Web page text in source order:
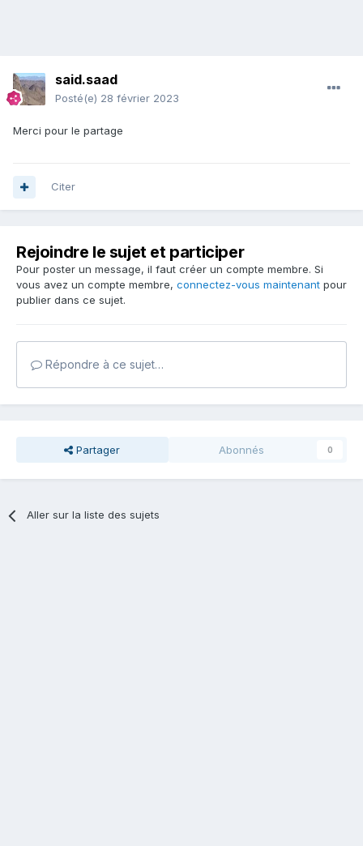
said.saad
Posté(e) 28 février 2023
Merci pour le partage
Citer
Rejoindre le sujet et participer
Pour poster un message, il faut créer un compte membre. Si
vous avez un compte membre, connectez-vous maintenant pour
publier dans ce sujet.
Répondre à ce sujet…
Partager Abonnés 0
Aller sur la liste des sujets